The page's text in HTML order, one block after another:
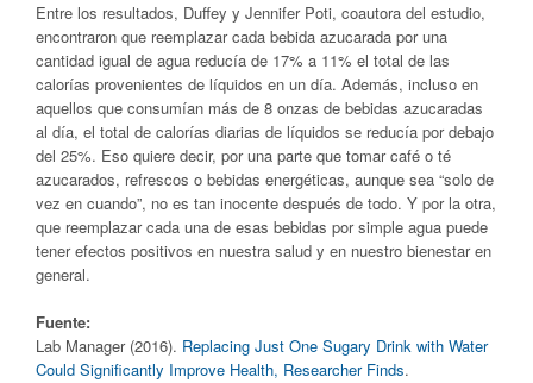
Entre los resultados, Duffey y Jennifer Poti, coautora del estudio,
encontraron que reemplazar cada bebida azucarada por una
cantidad igual de agua reducía de 17% a 11% el total de las
calorías provenientes de líquidos en un día. Además, incluso en
aquellos que consumían más de 8 onzas de bebidas azucaradas
al día, el total de calorías diarias de líquidos se reducía por debajo
del 25%. Eso quiere decir, por una parte que tomar café o té
azucarados, refrescos o bebidas energéticas, aunque sea “solo de
vez en cuando”, no es tan inocente después de todo. Y por la otra,
que reemplazar cada una de esas bebidas por simple agua puede
tener efectos positivos en nuestra salud y en nuestro bienestar en
general.
Fuente:
Lab Manager (2016). Replacing Just One Sugary Drink with Water
Could Significantly Improve Health, Researcher Finds.